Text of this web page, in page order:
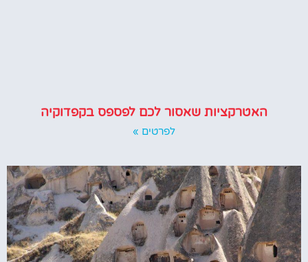
האטרקציות שאסור לכם לפספס בקפדוקיה
לפרטים »